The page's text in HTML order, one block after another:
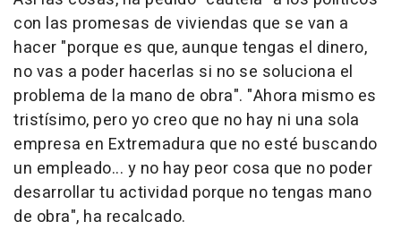
con las promesas de viviendas que se van a
hacer "porque es que, aunque tengas el dinero,
no vas a poder hacerlas si no se soluciona el
problema de la mano de obra". "Ahora mismo es
tristísimo, pero yo creo que no hay ni una sola
empresa en Extremadura que no esté buscando
un empleado... y no hay peor cosa que no poder
desarrollar tu actividad porque no tengas mano
de obra", ha recalcado.